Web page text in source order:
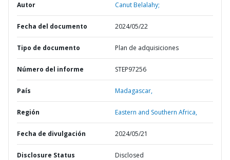
Autor Canut Belalahy;
Fecha del documento 2024/05/22
Tipo de documento Plan de adquisiciones
Número del informe STEP97256
País Madagascar,
Región Eastern and Southern Africa,
Fecha de divulgación 2024/05/21
Disclosure Status Disclosed